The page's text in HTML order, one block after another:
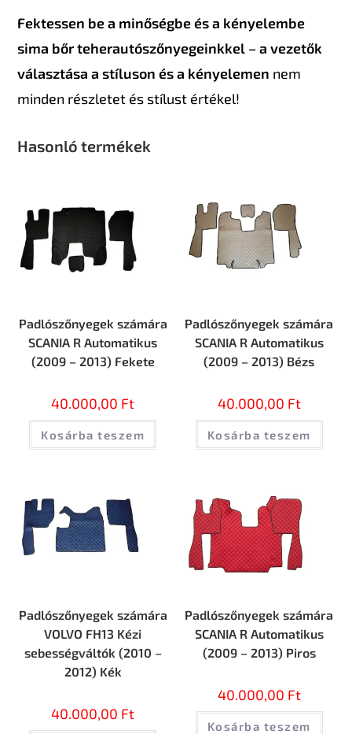
Fektessen be a minőségbe és a kényelembe
sima bőr teherautószőnyegeinkkel – a vezetők
választása a stíluson és a kényelemen nem
minden részletet és stílust értékel!
Hasonló termékek
Padlószőnyegek számára
SCANIA R Automatikus
(2009 – 2013) Fekete
40.000,00 Ft
Kosárba teszem
Padlószőnyegek számára
SCANIA R Automatikus
(2009 – 2013) Bézs
40.000,00 Ft
Kosárba teszem
Padlószőnyegek számára
VOLVO FH13 Kézi
sebességváltók (2010 –
2012) Kék
40.000,00 Ft
Padlószőnyegek számára
SCANIA R Automatikus
(2009 – 2013) Piros
40.000,00 Ft
Kosárba teszem